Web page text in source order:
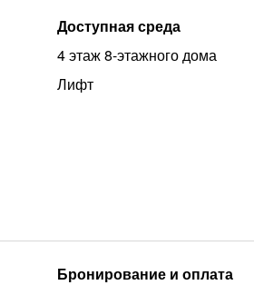
Доступная среда
4 этаж 8-этажного дома
Лифт
Бронирование и оплата